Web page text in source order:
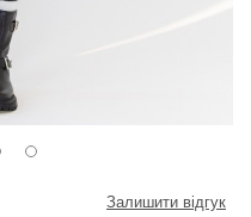
Залишити відгук